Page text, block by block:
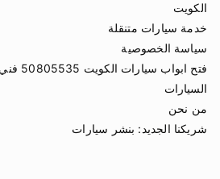
الكويت
خدمة سيارات متنقلة
سياسة الخصوصية
فتح
السيارات
من نحن
شريكنا الجديد: بنشر سيارات